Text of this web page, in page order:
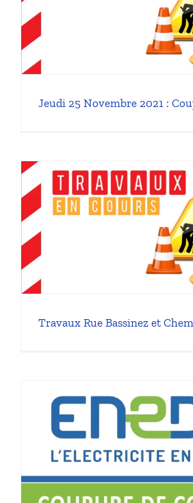
Jeudi 25 Novembre 2021 :
Travaux Rue Bassinez et